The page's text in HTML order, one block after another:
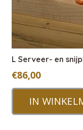
L Serveer- en
€86,00
IN